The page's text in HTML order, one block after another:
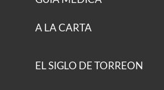
A LA CARTA
EL SIGLO DE TORREON